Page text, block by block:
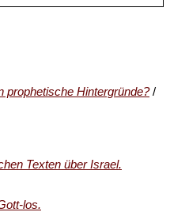
prophetische Hintergründe?/
Texten über Israel.
los.